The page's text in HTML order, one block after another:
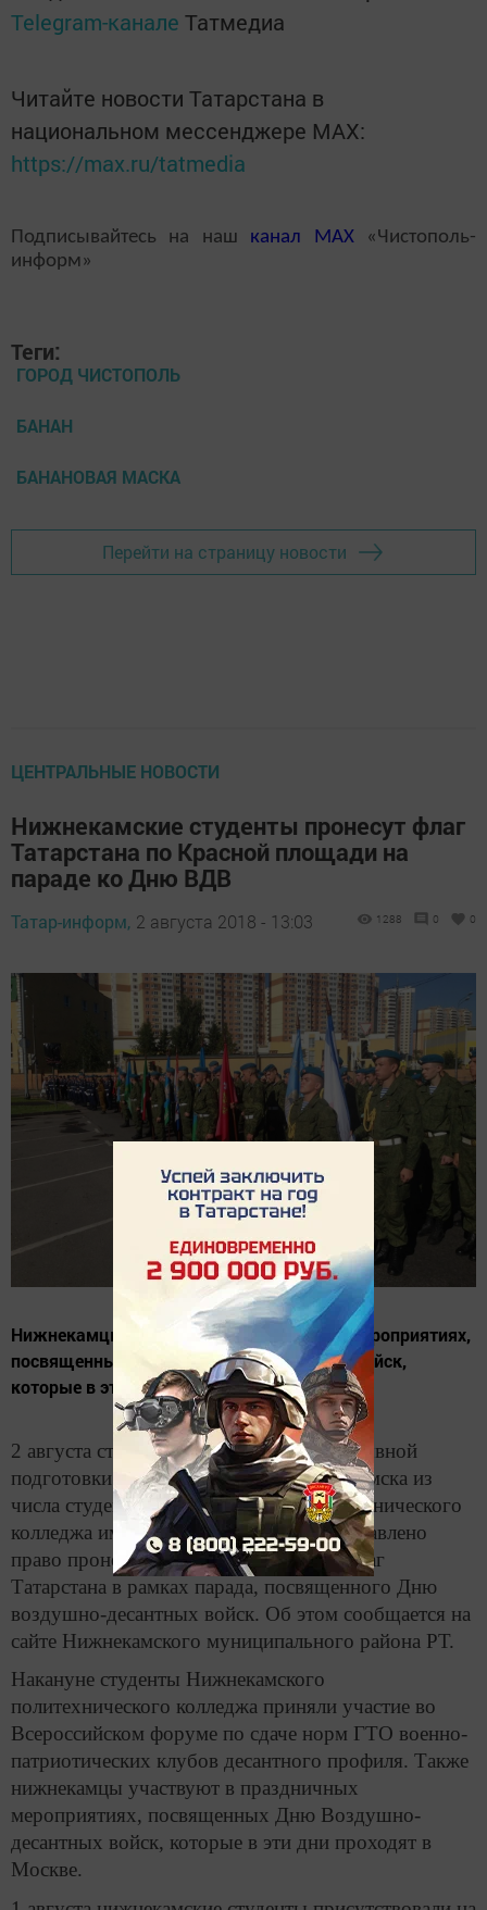
Telegram-канале Татмедиа
Читайте новости Татарстана в
национальном мессенджере MАХ:
https://max.ru/tatmedia
Подписывайтесь на наш канал MAX«Чистополь-
информ»
Теги:
ГОРОД ЧИСТОПОЛЬ
БАНАН
БАНАНОВАЯ МАСКА
Перейти на страницу новости
ЦЕНТРАЛЬНЫЕ НОВОСТИ
Нижнекамские студенты пронесут флаг
Татарстана по Красной площади на
параде ко Дню ВДВ
Татар-информ, 2 августа 2018 - 13:03 1288 0 0
Нижнекамцы участвуют в праздничных мероприятиях,
посвященных Дню Воздушно-десантных войск,
которые в эти дни проходят в Москве.
2 августа студенческому центру допризывной
подготовки «Взлетная полоса» Нижнекамска из
числа студентов Нижнекамского политехнического
колледжа имени Королева будет предоставлено
право пронести по Красной площади флаг
Татарстана в рамках парада, посвященного Дню
воздушно-десантных войск. Об этом сообщается на
сайте Нижнекамского муниципального района РТ.
Накануне студенты Нижнекамского
политехнического колледжа приняли участие во
Всероссийском форуме по сдаче норм ГТО военно-
патриотических клубов десантного профиля. Также
нижнекамцы участвуют в праздничных
мероприятиях, посвященных Дню Воздушно-
десантных войск, которые в эти дни проходят в
Москве.